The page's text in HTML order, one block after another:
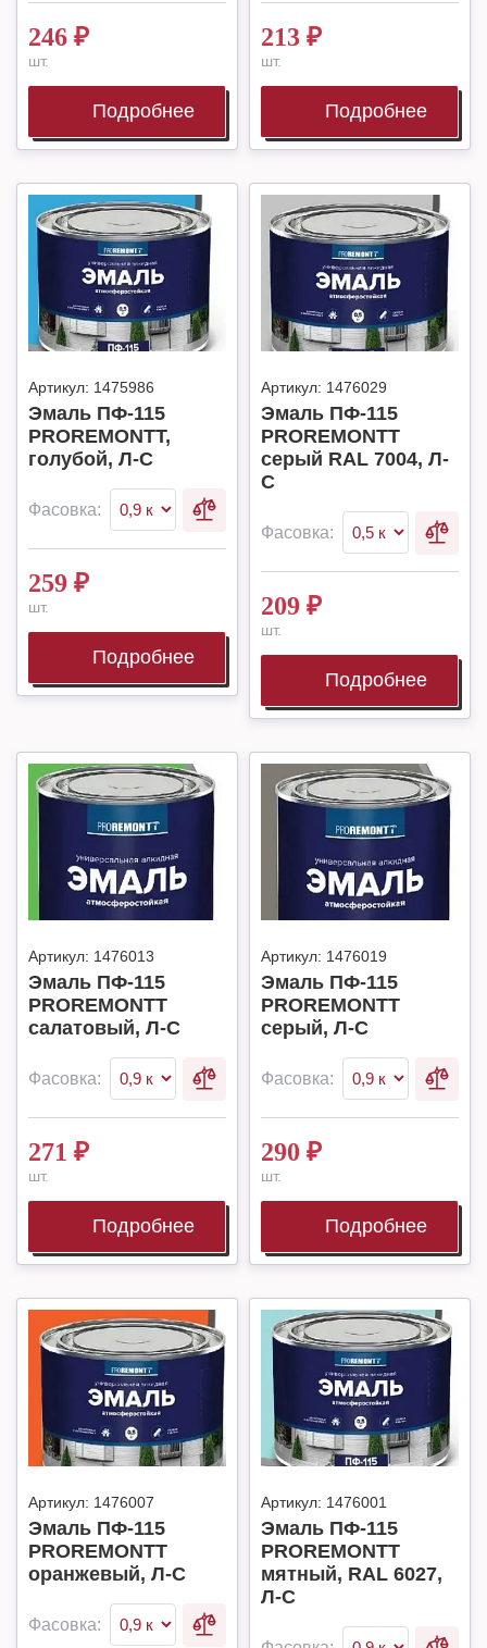
246 ₽
шт.
Подробнее
213 ₽
шт.
Подробнее
Артикул: 1475986
Эмаль ПФ-115
PROREMONTT,
голубой, Л-С
Фасовка:
259 ₽
шт.
Подробнее
Артикул: 1476029
Эмаль ПФ-115
PROREMONTT
серый RAL 7004, Л-
С
Фасовка:
209 ₽
шт.
Подробнее
Артикул: 1476013
Эмаль ПФ-115
PROREMONTT
салатовый, Л-С
Фасовка:
271 ₽
шт.
Подробнее
Артикул: 1476019
Эмаль ПФ-115
PROREMONTT
серый, Л-С
Фасовка:
290 ₽
шт.
Подробнее
Артикул: 1476007
Эмаль ПФ-115
PROREMONTT
оранжевый, Л-С
Фасовка:
Артикул: 1476001
Эмаль ПФ-115
PROREMONTT
мятный, RAL 6027,
Л-С